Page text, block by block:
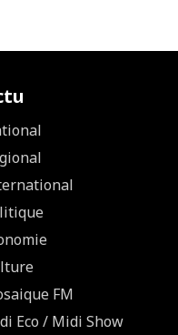
FM
Eco / Midi Show